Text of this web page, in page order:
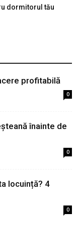
dormitorul tău
profitabilă
0
înainte de
0
locuință? 4
0